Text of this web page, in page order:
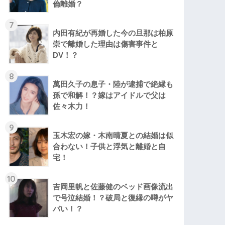
倫離婚？
7
内田有紀が再婚した今の旦那は柏原
崇で離婚した理由は傷害事件と
DV！？
8
萬田久子の息子・陸が逮捕で絶縁も
孫で和解！？嫁はアイドルで父は
佐々木力！
9
玉木宏の嫁・木南晴夏との結婚は似
合わない！子供と浮気と離婚と自
宅！
10
吉岡里帆と佐藤健のベッド画像流出
で号泣結婚！？破局と復縁の噂がヤ
バい！？